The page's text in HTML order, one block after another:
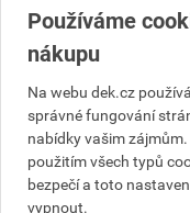
Připravená k
penetrací
podklad S.
Díky
omítka
blízké
klimatické
Unikátní
Používáme
nákupu
Na webu dek.cz
správné fungování
nabídky vašim
použitím všech typů
bezpečí a toto
vypnout.